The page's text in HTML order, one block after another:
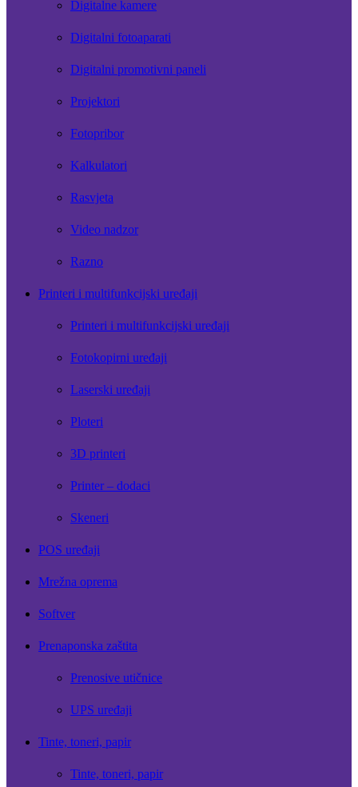
Digitalne kamere
Digitalni fotoaparati
Digitalni promotivni paneli
Projektori
Fotopribor
Kalkulatori
Rasvjeta
Video nadzor
Razno
Printeri i multifunkcijski uređaji
Printeri i multifunkcijski uređaji
Fotokopirni uređaji
Laserski uređaji
Ploteri
3D printeri
Printer – dodaci
Skeneri
POS uređaji
Mrežna oprema
Softver
Prenaponska zaštita
Prenosive utičnice
UPS uređaji
Tinte, toneri, papir
Tinte, toneri, papir